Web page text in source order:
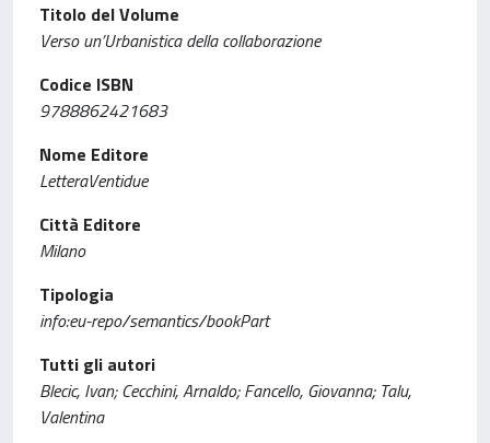
Titolo del Volume
Verso un’Urbanistica della collaborazione
Codice ISBN
9788862421683
Nome Editore
LetteraVentidue
Città Editore
Milano
Tipologia
info:eu-repo/semantics/bookPart
Tutti gli autori
Blecic, Ivan; Cecchini, Arnaldo; Fancello, Giovanna; Talu,
Valentina